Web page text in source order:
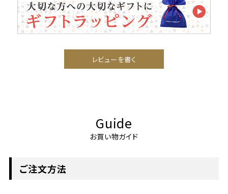
レビューを書く
Guide
お買い物ガイド
ご注文方法